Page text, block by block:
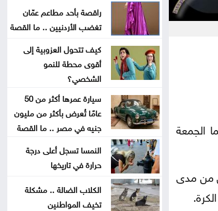
التي جمعتهما الجمعة
لضربة رأس من مدى
توقيع اتفاقية دفاع بين السعودية
وتركيا وباكستان
الجامعة العربية تدين الهجمات على
السعودية واليمن
تواصل فعاليات مهرجان صيف الأردن
الجمعة
ارتفاع الأسهم البريطانية الجمعة
الرئيس الجديد لكولومبيا يتولى منصبه
رسمياً اليوم
راقصة بأحد مطاعم عمّان
تغضب الأردنيين .. ما القصة
كيف تتحول العزوبية إلى
أقوى محطة للنمو
الشخصي؟
سيارة عمرها أكثر من 50
عامًا تُعرض بأكثر من مليون
جنيه في مصر .. ما القصة
النمسا تسجل أعلى درجة
حرارة في تاريخها
الكلاب الضالة .. مشكلة
تخيف المواطنين